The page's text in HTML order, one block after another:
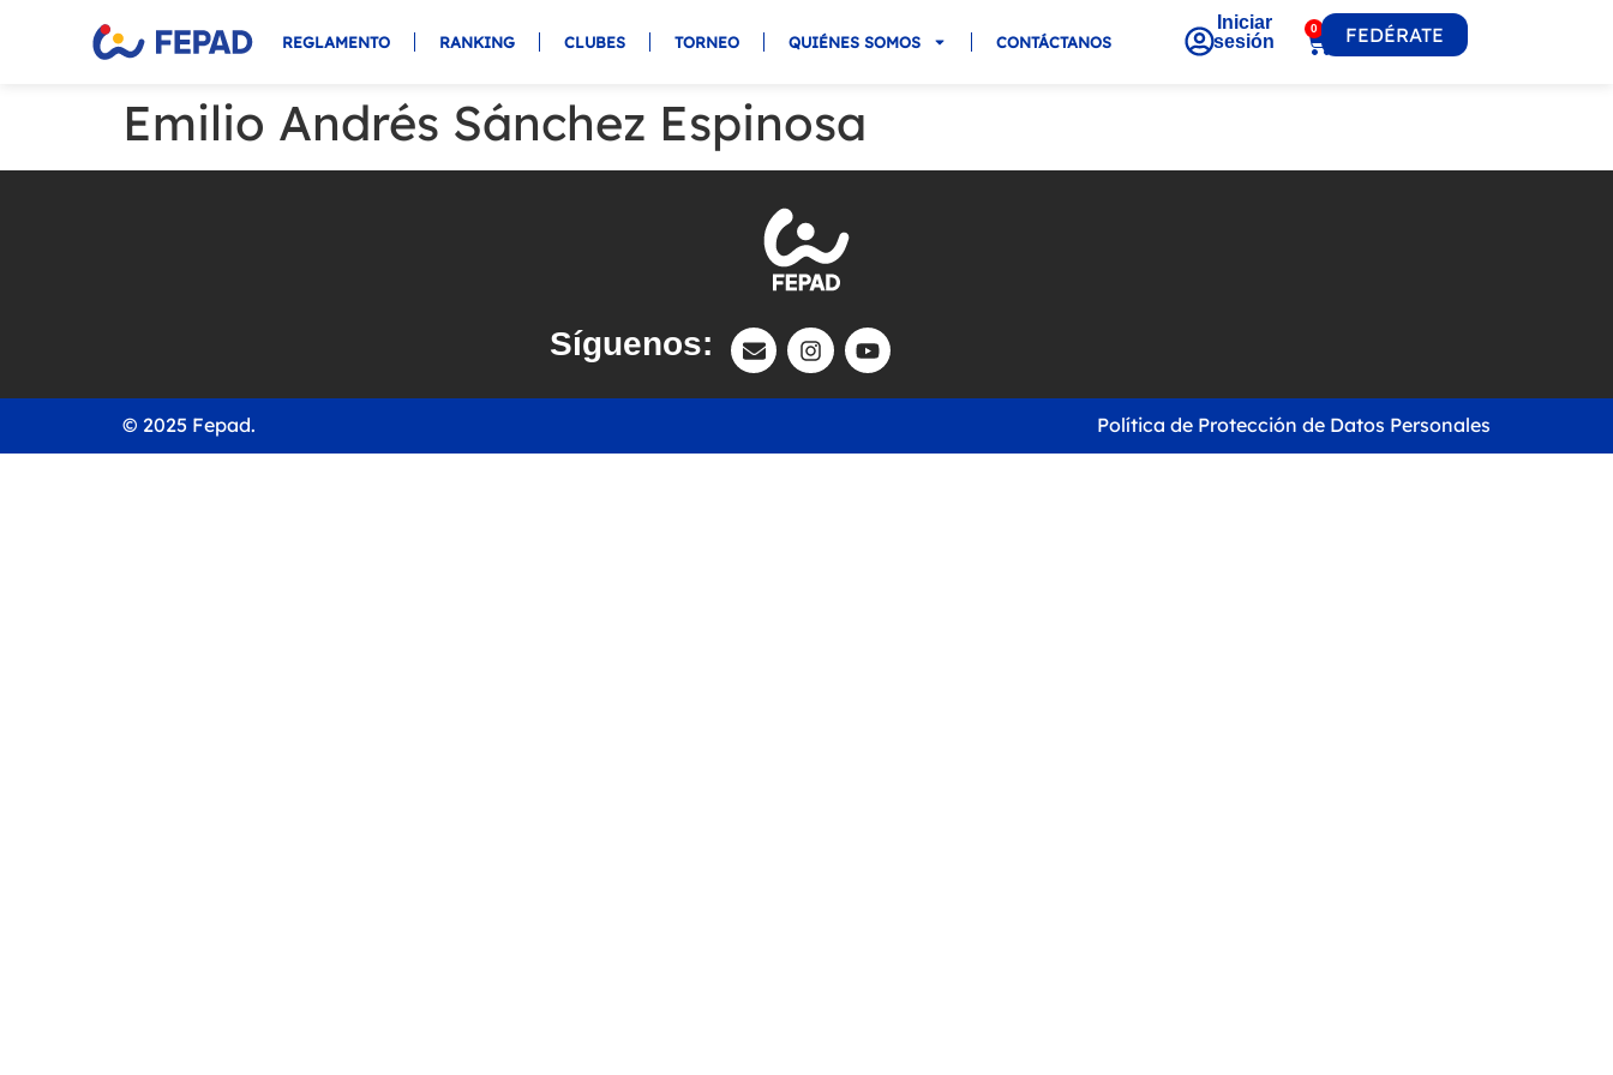
REGLAMENTO RANKING CLUBES TORNEO QUIÉNES SOMOS CONTÁCTANOS
Iniciar
sesión
0 FEDÉRATE
Emilio Andrés Sánchez Espinosa
Síguenos:
© 2025 Fepad. Política de Protección de Datos Personales